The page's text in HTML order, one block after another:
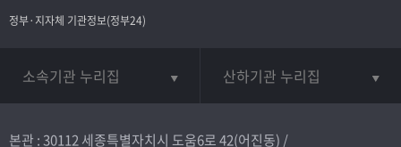
정부·지자체 기관정보(정부24)
소속기관 누리집 산하기관 누리집
본관 : 30112 세종특별자치시 도움6로 42(어진동) /